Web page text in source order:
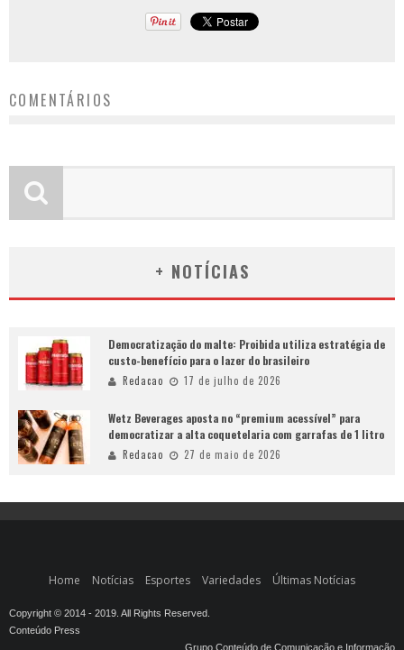
COMENTÁRIOS
+ NOTÍCIAS
Democratização do malte: Proibida utiliza estratégia de
custo-benefício para o lazer do brasileiro
Redacao 17 de julho de 2026
Wetz Beverages aposta no “premium acessível” para
democratizar a alta coquetelaria com garrafas de 1 litro
Redacao 27 de maio de 2026
Home Notícias Esportes Variedades Últimas Notícias
Copyright © 2014 - 2019. All Rights Reserved.
Conteúdo Press
Grupo Conteúdo de Comunicação e Informação